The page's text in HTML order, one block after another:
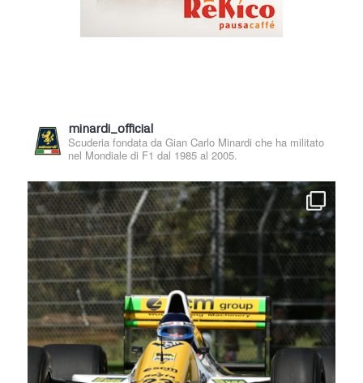
minardi_official
Scuderia fondata da Gian Carlo Minardi che ha militato
nel Mondiale di F1 dal 1985 al 2005.